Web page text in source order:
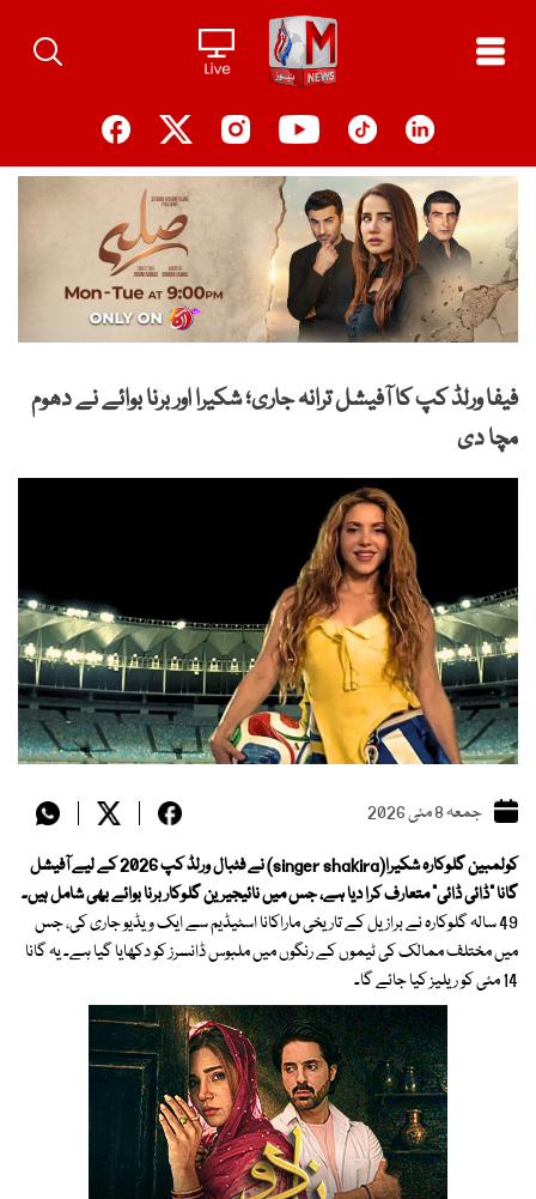
content
فیفا ورلڈ کپ کا آفیشل ترانہ جاری؛ شکیرا اور برنا بوائے نے دھوم
مچا دی
جمعہ 8 مئی 2026
کولمبین گلوکارہ شکیرا(singer shakira) نے فٹبال ورلڈ کپ 2026 کے لیے آفیشل
گانا “ڈائی ڈائی” متعارف کرا دیا ہے، جس میں نائیجیرین گلوکار برنا بوائے بھی شامل ہیں۔
49 سالہ گلوکارہ نے برازیل کے تاریخی ماراکانا اسٹیڈیم سے ایک ویڈیو جاری کی، جس
میں مختلف ممالک کی ٹیموں کے رنگوں میں ملبوس ڈانسرز کو دکھایا گیا ہے۔ یہ گانا
14 مئی کو ریلیز کیا جائے گا۔